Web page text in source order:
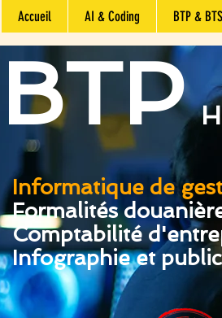
Accueil AI & Coding BTP &
BTP
Informatique de
Formalités
Comptabilité
Infographie et